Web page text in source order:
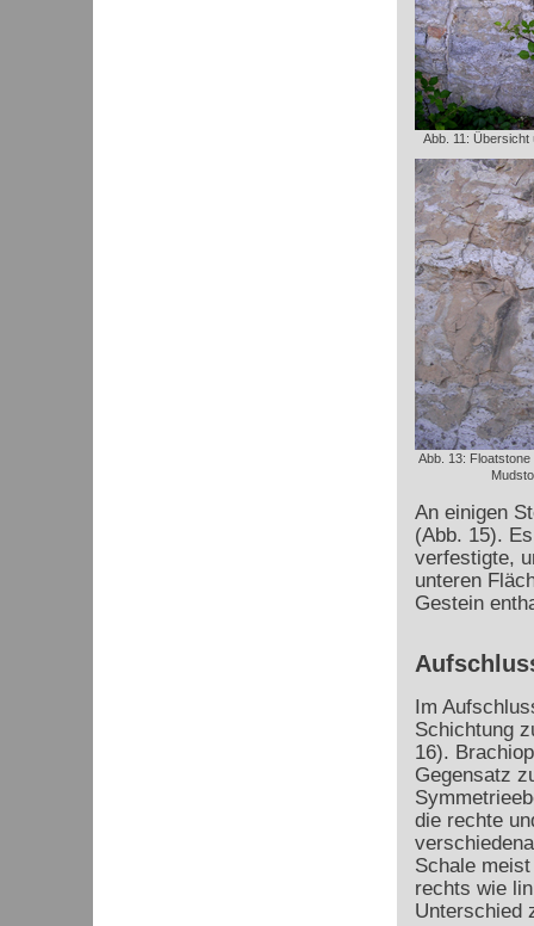
Abb. 11: Übersicht
Abb. 13: Floatstone
An einigen
(Abb. 15).
verfestigte,
unteren
Gestein
Im
Schichtung
16).
Gegensatz
die rechte
Schale
rechts wie
Unterschied